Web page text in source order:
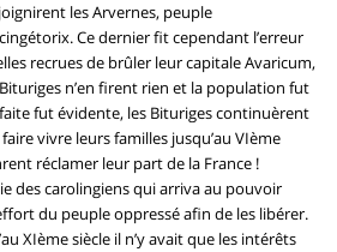
les Arvernes, peuple
Ce dernier fit cependant l’erreur
recrues de brûler leur capitale Avaricum,
n’en firent rien et la population fut
fut évidente, les Bituriges continuèrent
vivre leurs familles jusqu’au VIème
réclamer leur part de la France !
des carolingiens qui arriva au pouvoir
du peuple oppressé afin de les libérer.
XIème siècle il n’y avait que les intérêts